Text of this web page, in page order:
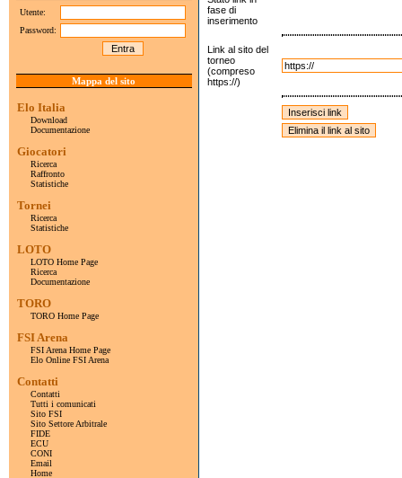
Utente:
Password:
Mappa del sito
Elo Italia
Download
Documentazione
Giocatori
Ricerca
Raffronto
Statistiche
Tornei
Ricerca
Statistiche
LOTO
LOTO Home Page
Ricerca
Documentazione
TORO
TORO Home Page
FSI Arena
FSI Arena Home Page
Elo Online FSI Arena
Contatti
Contatti
Tutti i comunicati
Sito FSI
Sito Settore Arbitrale
FIDE
ECU
CONI
Email
Home
fase di
inserimento
Link al sito del
torneo
(compreso
https://)